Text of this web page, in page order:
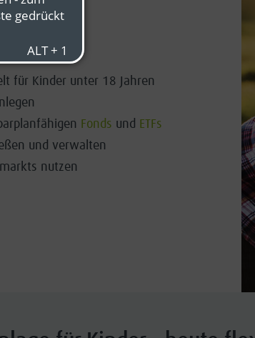
für Kinder unter 18 Jahren
Fonds und ETFs
und verwalten
nutzen